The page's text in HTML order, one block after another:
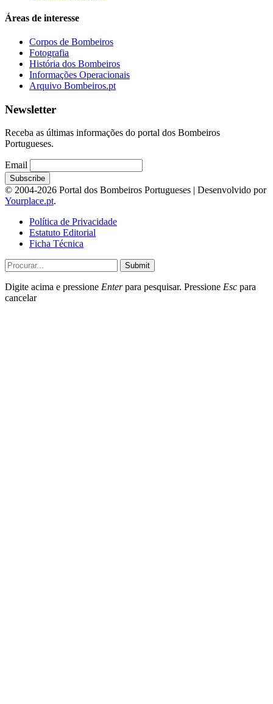
Áreas de interesse
Corpos de Bombeiros
Fotografia
História dos Bombeiros
Informações Operacionais
Arquivo Bombeiros.pt
Newsletter
Receba as últimas informações do portal dos Bombeiros
Portugueses.
Email
© 2004-2026 Portal dos Bombeiros Portugueses | Desenvolvido por
Yourplace.pt.
Política de Privacidade
Estatuto Editorial
Ficha Técnica
Submit
Digite acima e pressione Enterpara pesquisar. Pressione Esc para
cancelar